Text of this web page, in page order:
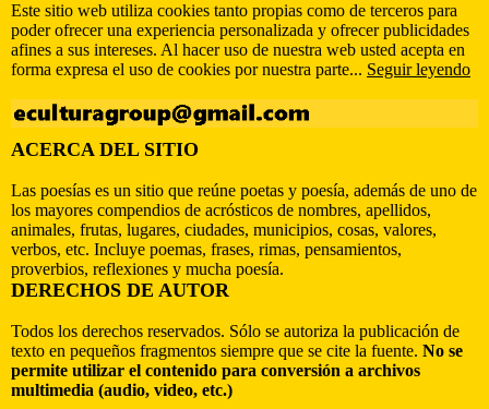
Este sitio web utiliza cookies tanto propias como de terceros para
poder ofrecer una experiencia personalizada y ofrecer publicidades
afines a sus intereses. Al hacer uso de nuestra web usted acepta en
forma expresa el uso de cookies por nuestra parte... Seguir leyendo
ACERCA DEL SITIO
Las poesías es un sitio que reúne poetas y poesía, además de uno de
los mayores compendios de acrósticos de nombres, apellidos,
animales, frutas, lugares, ciudades, municipios, cosas, valores,
verbos, etc. Incluye poemas, frases, rimas, pensamientos,
proverbios, reflexiones y mucha poesía.
DERECHOS DE AUTOR
Todos los derechos reservados. Sólo se autoriza la publicación de
texto en pequeños fragmentos siempre que se cite la fuente. No se
permite utilizar el contenido para conversión a archivos
multimedia (audio, video, etc.)